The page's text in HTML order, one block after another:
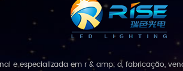
e especializada em r & amp; d, fabricação,